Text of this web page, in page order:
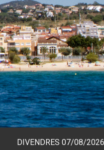
DISSABTE 08/08/2026